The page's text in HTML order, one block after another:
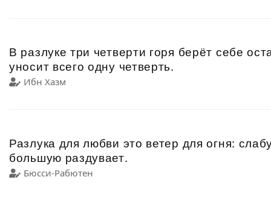
В разлуке три четверти горя берёт себе
уносит всего одну четверть.
Ибн Хазм
Разлука для любви это ветер для огня:
большую раздувает.
Бюсси-Рабютен